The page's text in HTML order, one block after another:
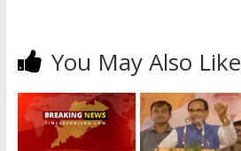
You May Also Like